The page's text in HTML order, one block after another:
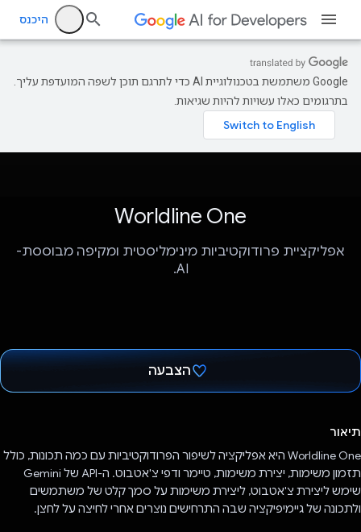
היכנס
‫Google משתמשת בטכנולוגיית AI כדי לתרגם תוכן לשפה המועדפת עליך.
בתרגומים כאלו עשויות להיות שגיאות.
Worldline One
אפליקציית פרודוקטיביות מינימליסטית ומקיפה מבוססת-
AI.
הצבעה
תיאור
Worldline One היא אפליקציה לשיפור הפרודוקטיביות עם כמה תכונות, כולל
תזמון משימות, יצירת משימות, טיימר ודפי צ'אטבוט. ה-API של Gemini
שימש ליצירת צ'אטבוט, ליצירת משימות על סמך קלט של משתמשים
ולתכונה של גיימיפיקציה שבה התרחישים נוצרים אחרי לחיצה על לחצן.